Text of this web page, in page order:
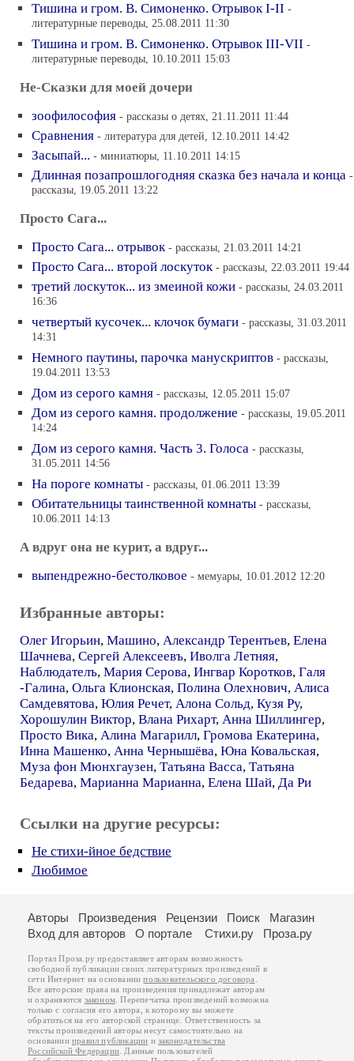
Тишина и гром. В. Симоненко. Отрывок I-II -
литературные переводы, 25.08.2011 11:30
Тишина и гром. В. Симоненко. Отрывок III-VII -
литературные переводы, 10.10.2011 15:03
Не-Сказки для моей дочери
зоофилософия - рассказы о детях, 21.11.2011 11:44
Сравнения - литература для детей, 12.10.2011 14:42
Засыпай... - миниатюры, 11.10.2011 14:15
Длинная позапрошлогодняя сказка без начала и конца -
рассказы, 19.05.2011 13:22
Просто Сага...
Просто Сага... отрывок - рассказы, 21.03.2011 14:21
Просто Сага... второй лоскуток - рассказы, 22.03.2011 19:44
третий лоскуток... из змеиной кожи - рассказы, 24.03.2011
16:36
четвертый кусочек... клочок бумаги - рассказы, 31.03.2011
14:31
Немного паутины, парочка манускриптов - рассказы,
19.04.2011 13:53
Дом из серого камня - рассказы, 12.05.2011 15:07
Дом из серого камня. продолжение - рассказы, 19.05.2011
14:24
Дом из серого камня. Часть 3. Голоса - рассказы,
31.05.2011 14:56
На пороге комнаты - рассказы, 01.06.2011 13:39
Обитательницы таинственной комнаты - рассказы,
10.06.2011 14:13
А вдруг она не курит, а вдруг...
выпендрежно-бестолковое - мемуары, 10.01.2012 12:20
Избранные авторы:
Олег Игорьин, Машино, Александр Терентьев, Елена
Шачнева, Сергей Алексеевъ, Иволга Летняя,
Наблюдателъ, Мария Серова, Ингвар Коротков, Галя
-Галина, Ольга Клионская, Полина Олехнович, Алиса
Самдевятова, Юлия Речет, Алона Сольд, Кузя Ру,
Хорошулин Виктор, Влана Рихарт, Анна Шиллингер,
Просто Вика, Алина Магарилл, Громова Екатерина,
Инна Машенко, Анна Чернышёва, Юна Ковальская,
Муза фон Мюнхгаузен, Татьяна Васса, Татьяна
Бедарева, Марианна Марианна, Елена Шай, Да Ри
Ссылки на другие ресурсы:
Не стихи-йное бедствие
Любимое
Авторы Произведения Рецензии Поиск
Магазин
Вход для авторов
О портале Стихи.ру Проза.ру
Портал Проза.ру предоставляет авторам возможность
свободной публикации своих литературных произведений в
сети Интернет на основаниипользовательского договора
Все авторские права на произведения принадлежат авторам
и охраняются законом . Перепечатка произведений возможна
только с согласия его автора, к которому вы можете
обратиться на его авторской странице. Ответственность за
тексты произведений авторы несут самостоятельно на
основанииправил публикации изаконодательства
Российской Федерации . Данные пользователей